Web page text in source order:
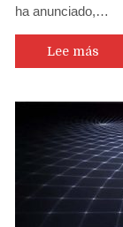
ha anunciado,…
Lee más